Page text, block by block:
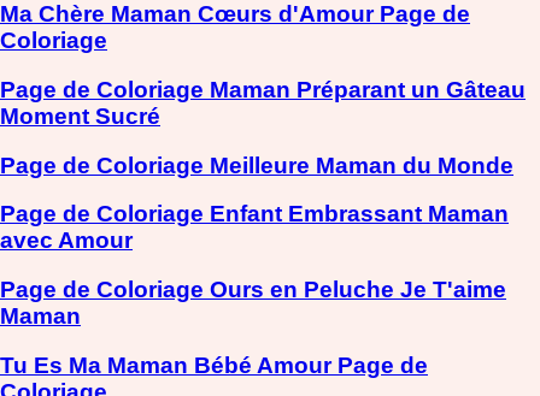
Ma Chère Maman Cœurs d'Amour Page de
Coloriage
Page de Coloriage Maman Préparant un Gâteau
Moment Sucré
Page de Coloriage Meilleure Maman du Monde
Page de Coloriage Enfant Embrassant Maman
avec Amour
Page de Coloriage Ours en Peluche Je T'aime
Maman
Tu Es Ma Maman Bébé Amour Page de